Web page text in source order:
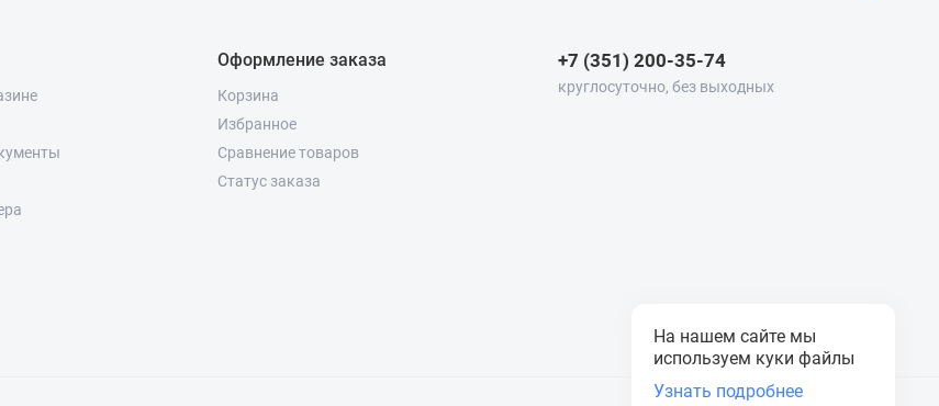
Оформление заказа
Корзина
Избранное
Сравнение товаров
Статус заказа
+7 (351) 200-35-74
круглосуточно, без выходных
На нашем сайте мы
используем куки файлы
Узнать подробнее